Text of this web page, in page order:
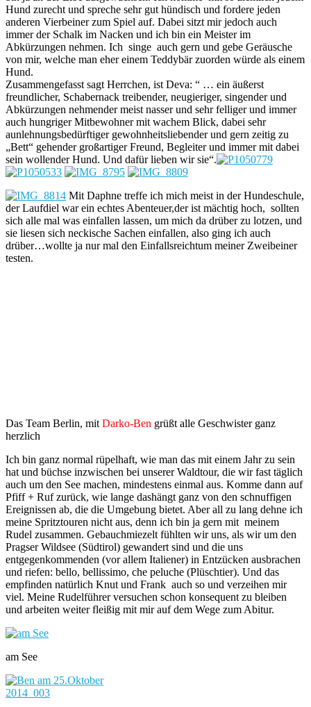
Hund zurecht und spreche sehr gut hündisch und fordere jeden
anderen Vierbeiner zum Spiel auf. Dabei sitzt mir jedoch auch
immer der Schalk im Nacken und ich bin ein Meister im
Abkürzungen nehmen. Ich singe auch gern und gebe Geräusche
von mir, welche man eher einem Teddybär zuorden würde als einem
Hund.
Zusammengefasst sagt Herrchen, ist Deva: “ … ein äußerst
freundlicher, Schabernack treibender, neugieriger, singender und
Abkürzungen nehmender meist nasser und sehr felliger und immer
auch hungriger Mitbewohner mit wachem Blick, dabei sehr
aunlehnungsbedürftiger gewohnheitsliebender und gern zeitig zu
„Bett“ gehender großartiger Freund, Begleiter und immer mit dabei
sein wollender Hund. Und dafür lieben wir sie“.
Mit Daphne treffe ich mich meist in der Hundeschule,
der Laufdiel war ein echtes Abenteuer,der ist mächtig hoch, sollten
sich alle mal was einfallen lassen, um mich da drüber zu lotzen, und
sie liesen sich neckische Sachen einfallen, also ging ich auch
drüber…wollte ja nur mal den Einfallsreichtum meiner Zweibeiner
testen.
Das Team Berlin, mit Darko-Ben grüßt alle Geschwister ganz
herzlich
Ich bin ganz normal rüpelhaft, wie man das mit einem Jahr zu sein
hat und büchse inzwischen bei unserer Waldtour, die wir fast täglich
auch um den See machen, mindestens einmal aus. Komme dann auf
Pfiff + Ruf zurück, wie lange dashängt ganz von den schnuffigen
Ereignissen ab, die die Umgebung bietet. Aber all zu lang dehne ich
meine Spritztouren nicht aus, denn ich bin ja gern mit meinem
Rudel zusammen. Gebauchmiezelt fühlten wir uns, als wir um den
Pragser Wildsee (Südtirol) gewandert sind und die uns
entgegenkommenden (vor allem Italiener) in Entzücken ausbrachen
und riefen: bello, bellissimo, che peluche (Plüschtier). Und das
empfinden natürlich Knut und Frank auch so und verzeihen mir
viel. Meine Rudelführer versuchen schon konsequent zu bleiben
und arbeiten weiter fleißig mit mir auf dem Wege zum Abitur.
am See